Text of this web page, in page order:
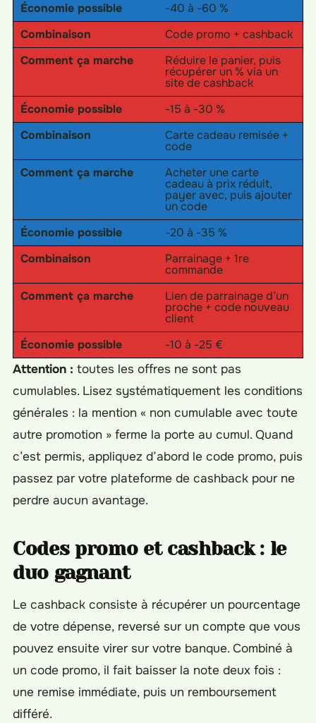
Économie possible
-40 à -60 %
Combinaison
Code promo + cashback
Comment ça marche
Réduire le panier, puis
récupérer un % via un
site de cashback
Économie possible
-15 à -30 %
Combinaison
Carte cadeau remisée +
code
Comment ça marche
Acheter une carte
cadeau à prix réduit,
payer avec, puis ajouter
un code
Économie possible
-20 à -35 %
Combinaison
Parrainage + 1re
commande
Comment ça marche
Lien de parrainage d’un
proche + code nouveau
client
Économie possible
-10 à -25 €
Attention : toutes les offres ne sont pas
cumulables. Lisez systématiquement les conditions
générales : la mention « non cumulable avec toute
autre promotion » ferme la porte au cumul. Quand
c’est permis, appliquez d’abord le code promo, puis
passez par votre plateforme de cashback pour ne
perdre aucun avantage.
Codes promo et cashback : le
duo gagnant
Le cashback consiste à récupérer un pourcentage
de votre dépense, reversé sur un compte que vous
pouvez ensuite virer sur votre banque. Combiné à
un code promo, il fait baisser la note deux fois :
une remise immédiate, puis un remboursement
différé.